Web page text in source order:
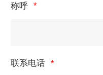
称呼
联系电话